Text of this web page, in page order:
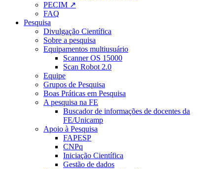
PECIM ↗
FAQ
Pesquisa
Divulgação Científica
Sobre a pesquisa
Equipamentos multiusuário
Scanner OS 15000
Scan Robot 2.0
Equipe
Grupos de Pesquisa
Boas Práticas em Pesquisa
A pesquisa na FE
Buscador de informações de docentes da
FE/Unicamp
Apoio à Pesquisa
FAPESP
CNPq
Iniciação Científica
Gestão de dados